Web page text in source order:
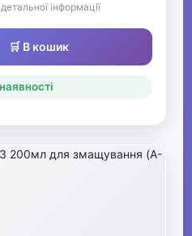
інформації
🛒 В кошик